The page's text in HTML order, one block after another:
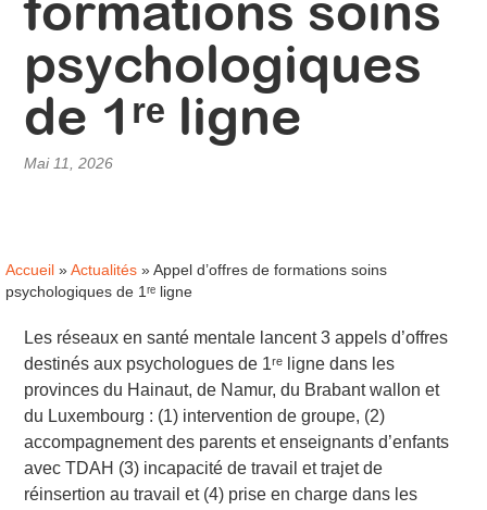
psychologiques
de 1ʳᵉ ligne
Mai 11, 2026
Accueil » Actualités » Appel d’offres de formations soins
psychologiques de 1ʳᵉ ligne
Les réseaux en santé mentale lancent 3 appels d’offres
destinés aux psychologues de 1ʳᵉ ligne dans les
provinces du Hainaut, de Namur, du Brabant wallon et
du Luxembourg : (1) intervention de groupe, (2)
accompagnement des parents etenseignants d’enfants
avec TDAH (3) incapacité de travail et trajet de
réinsertion au travail et (4) prise en charge dans les